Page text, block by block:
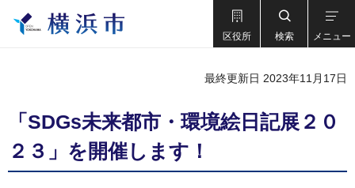
区役所 検索 メニュー
最終更新日 2023年11月17日
「SDGs未来都市・環境絵日記展２０
２３」を開催します！